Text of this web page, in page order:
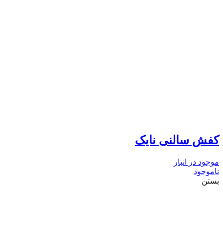
کفش سالنی نایک
موجود در انبار
ناموجود
بستن